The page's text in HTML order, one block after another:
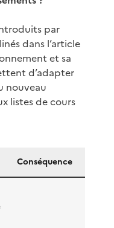
par
dans l’article
et sa
d’adapter
nouveau
listes de cours
Conséquence